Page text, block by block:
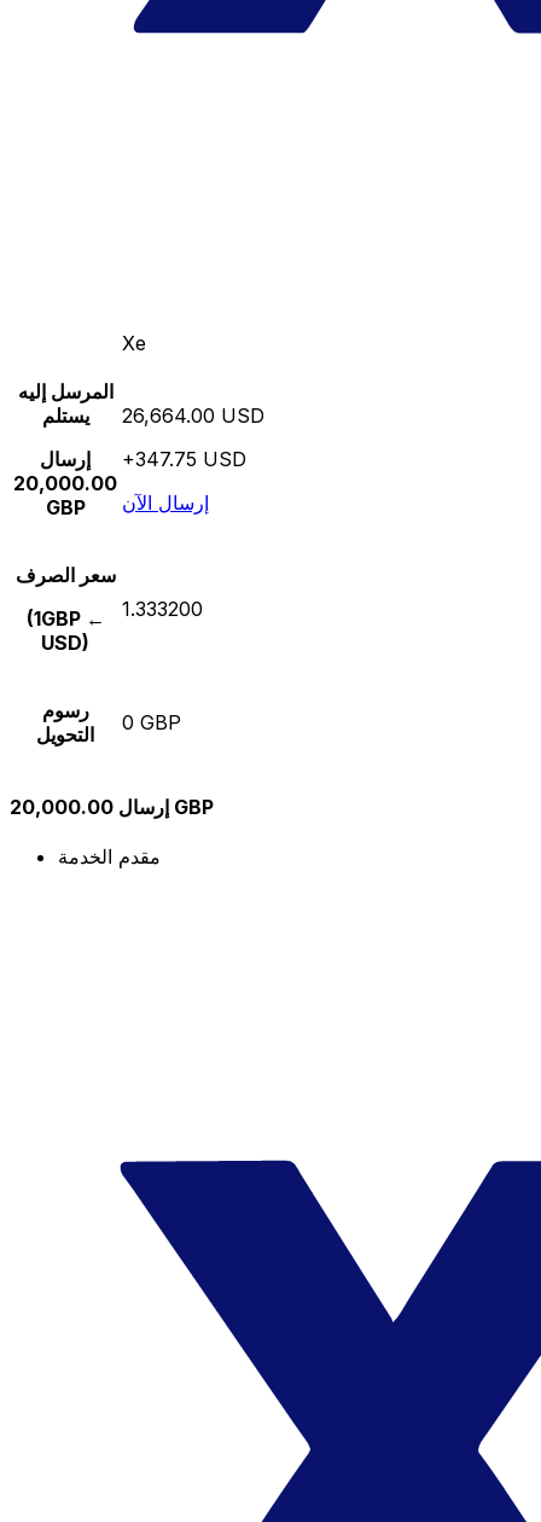
Xe
المرسل إليه
يستلم
إرسال
20,000.00
GBP
26,664.00 USD
+347.75 USD
إرسال الآن
سعر الصرف
(1GBP ←
USD)
1.333200
رسوم
التحويل
0 GBP
إرسال 20,000.00 GBP
مقدم الخدمة